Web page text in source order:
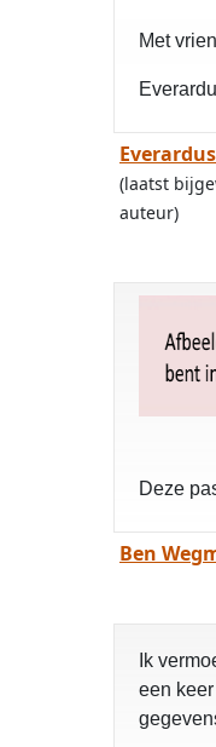
Met
(laatst
auteur)
Deze
Ben
Ik
een